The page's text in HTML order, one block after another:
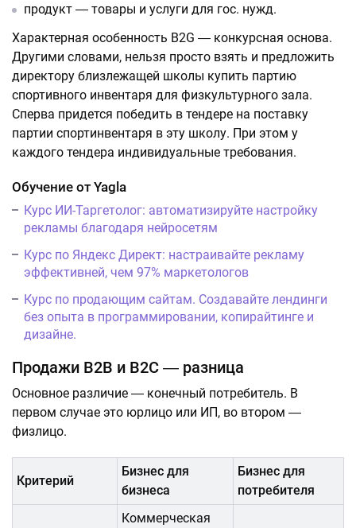
продукт ― товары и услуги для гос. нужд.
Характерная особенность B2G ― конкурсная основа.
Другими словами, нельзя просто взять и предложить
директору близлежащей школы купить партию
спортивного инвентаря для физкультурного зала.
Сперва придется победить в тендере на поставку
партии спортинвентаря в эту школу. При этом у
каждого тендера индивидуальные требования.
Обучение от Yagla
Курс ИИ-Таргетолог: автоматизируйте настройку
рекламы благодаря нейросетям
Курс по Яндекс Директ: настраивайте рекламу
эффективней, чем 97% маркетологов
Курс по продающим сайтам. Создавайте лендинги
без опыта в программировании, копирайтинге и
дизайне.
Продажи B2В и B2С ― разница
Основное различие ― конечный потребитель. В
первом случае это юрлицо или ИП, во втором ―
физлицо.
Критерий
Бизнес для
бизнеса
Бизнес для
потребителя
Коммерческая